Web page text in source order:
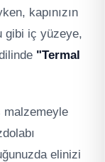
kapınızın
gibi iç yüzeye,
"Termal
malzemeyle
elinizi